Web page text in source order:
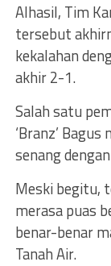
Alhasil, Tim
tersebut
kekalahan
akhir 2-1.
Salah satu
‘Branz’
senang
Meski begitu,
merasa puas
benar-benar
Tanah Air.